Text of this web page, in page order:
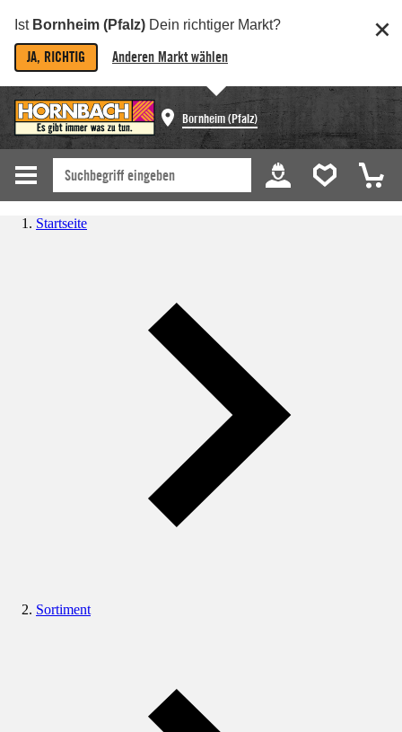
Ist Bornheim (Pfalz) Dein richtiger Markt?
JA, RICHTIG Anderen Markt wählen
Bornheim (Pfalz)
Startseite
Sortiment